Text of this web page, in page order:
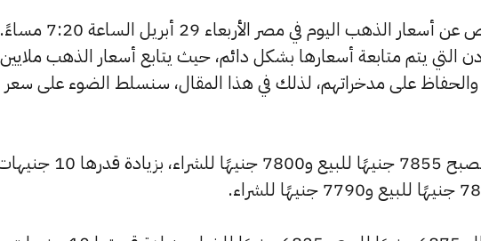
يتساءل العديد من الأشخاص عن أسعار الذهب اليوم في مصر الأربعاء 29 أبريل الساعة 7:20 مساءً.
يتم متابعة أسعارها بشكل دائم، حيث يتابع أسعار الذهب ملايين
والحفاظ على مدخراتهم، لذلك في هذا المقال، سنسلط الضوء على سعر
شهد سعر عيار 24 ارتفاعًا ليصبح 7855 جنيهًا للبيع و7800